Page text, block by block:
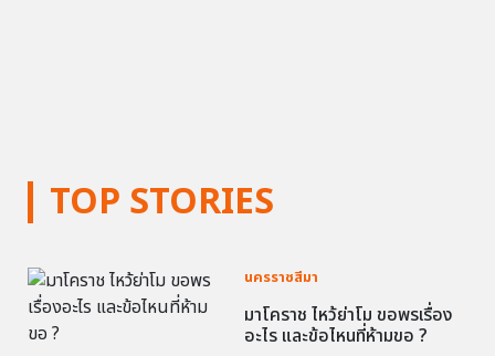
TOP STORIES
นครราชสีมา
มาโคราช ไหว้ย่าโม ขอพรเรื่อง
อะไร และข้อไหนที่ห้ามขอ ?